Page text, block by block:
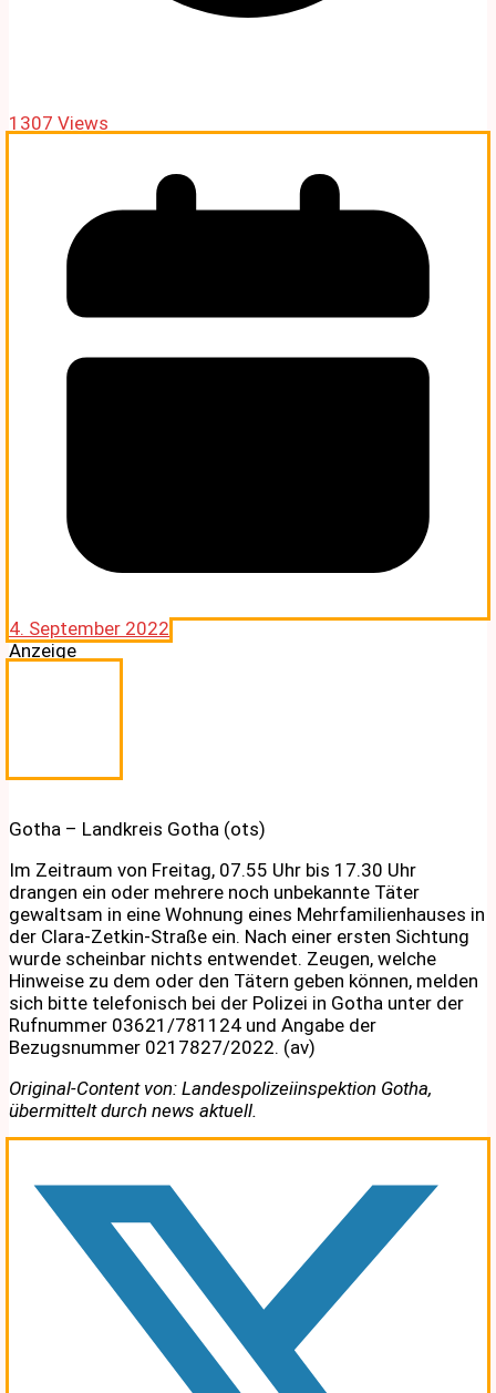
1307 Views
4. September 2022
Anzeige
Gotha – Landkreis Gotha (ots)
Im Zeitraum von Freitag, 07.55 Uhr bis 17.30 Uhr
drangen ein oder mehrere noch unbekannte Täter
gewaltsam in eine Wohnung eines Mehrfamilienhauses in
der Clara-Zetkin-Straße ein. Nach einer ersten Sichtung
wurde scheinbar nichts entwendet. Zeugen, welche
Hinweise zu dem oder den Tätern geben können, melden
sich bitte telefonisch bei der Polizei in Gotha unter der
Rufnummer 03621/781124 und Angabe der
Bezugsnummer 0217827/2022. (av)
Original-Content von: Landespolizeiinspektion Gotha,
übermittelt durch news aktuell.